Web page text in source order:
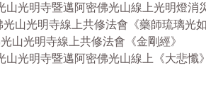
山光明寺暨邁阿密佛光山線上光明燈消
光山光明寺線上共修法會《藥師琉璃光
山光明寺線上共修法會《金剛經》
山光明寺暨邁阿密佛光山線上《大悲懺